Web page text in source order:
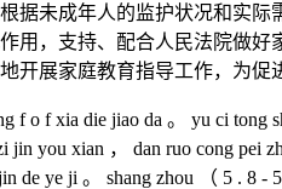
未成年人的监护状况和实
，支持、配合人民法院做
展家庭教育指导工作，为促
o f xia die jiao da 。 yu ci tong
you xian ， dan ruo cong pei
ye ji 。 shang zhou （ 5 . 8 -